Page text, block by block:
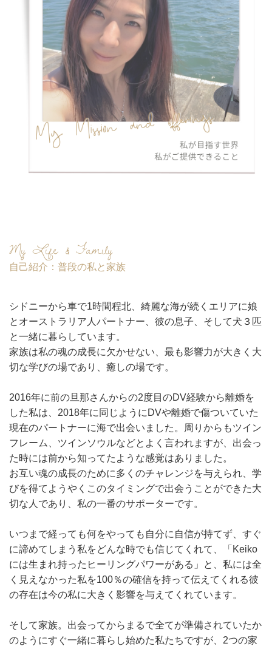
My Life & Family
自己紹介：普段の私と家族
シドニーから車で1時間程北、綺麗な海が続くエリアに娘
とオーストラリア人パートナー、彼の息子、そして犬３匹
と一緒に暮らしています。
家族は私の魂の成長に欠かせない、最も影響力が大きく大
切な学びの場であり、癒しの場です。
2016年に前の旦那さんからの2度目のDV経験から離婚を
した私は、2018年に同じようにDVや離婚で傷ついていた
現在のパートナーに海で出会いました。周りからもツイン
フレーム、ツインソウルなどとよく言われますが、出会っ
た時には前から知ってたような感覚はありました。
お互い魂の成長のために多くのチャレンジを与えられ、学
びを得てようやくこのタイミングで出会うことができた大
切な人であり、私の一番のサポーターです。
いつまで経っても何をやっても自分に自信が持てず、すぐ
に諦めてしまう私をどんな時でも信じてくれて、「Keiko
には生まれ持ったヒーリングパワーがある」と、私には全
く見えなかった私を100％の確信を持って伝えてくれる彼
の存在は今の私に大きく影響を与えてくれています。
そして家族。出会ってからまるで全てが準備されていたか
のようにすぐ一緒に暮らし始めた私たちですが、2つの家